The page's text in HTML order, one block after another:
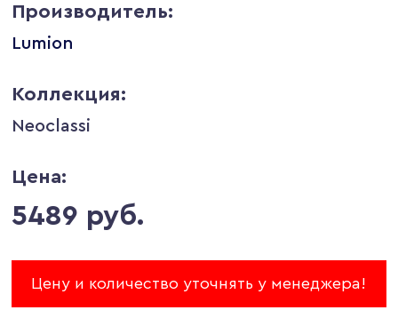
Производитель:
Lumion
Коллекция:
Neoclassi
Цена:
5489 руб.
Цену и количество уточнять у менеджера!